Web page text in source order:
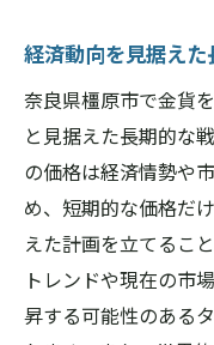
経済動向を見据え
奈良県橿原市で金貨
と見据えた長期的な
の価格は経済情勢や
め、短期的な価格だ
えた計画を立てるこ
トレンドや現在の市
昇する可能性のある